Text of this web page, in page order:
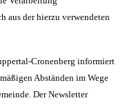
aus der hierzu verwendeten
Cronenberg informiert
Abständen im Wege
Der Newsletter